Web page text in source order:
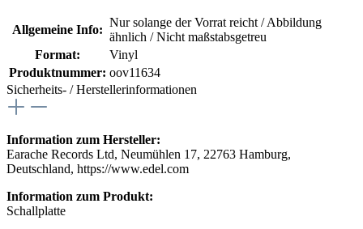
Allgemeine Info:
Nur solange der Vorrat reicht / Abbildung
ähnlich / Nicht maßstabsgetreu
Format:
Vinyl
Produktnummer: oov11634
Sicherheits- / Herstellerinformationen
Information zum Hersteller:
Earache Records Ltd, Neumühlen 17, 22763 Hamburg,
Deutschland, https://www.edel.com
Information zum Produkt:
Schallplatte